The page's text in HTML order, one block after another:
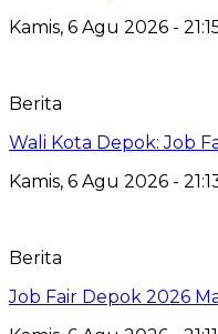
Kamis, 6 Agu 2026 -
Berita
Wali Kota Depok: Job
Kamis, 6 Agu 2026 -
Berita
Job Fair Depok 2026